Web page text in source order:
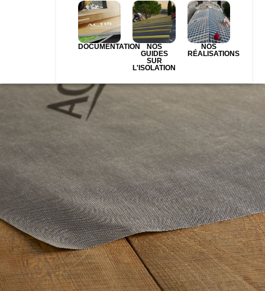
DOCUMENTATION
NOS
GUIDES
SUR
L'ISOLATION
NOS
RÉALISATIONS